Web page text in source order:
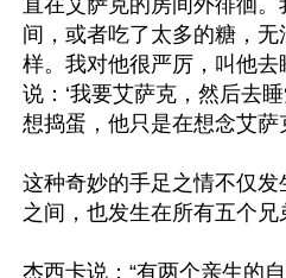
直在艾萨克的房间外徘徊
间，或者吃了太多的糖，
样。我对他很严厉，叫他
说：‘我要艾萨克，然后去
想捣蛋，他只是在想念艾萨
这种奇妙的手足之情不仅
之间，也发生在所有五个兄
杰西卡说：“有两个亲生的